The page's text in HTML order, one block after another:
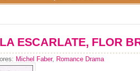
ESCARLATE, FLOR
Michel Faber, Romance Drama